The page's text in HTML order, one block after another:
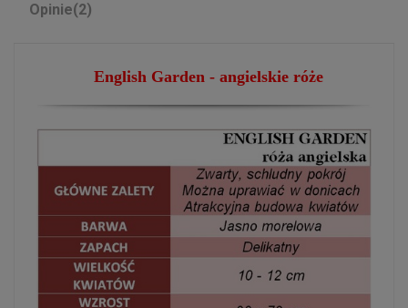
Opinie(2)
English Garden - angielskie róże